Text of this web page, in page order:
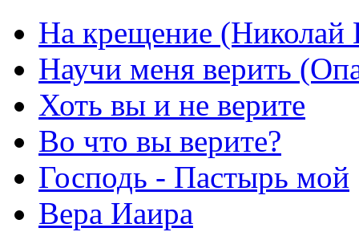
На крещение (Николай
Научи меня верить
Хоть вы и не верите
Во что вы верите?
Господь - Пастырь мой
Вера Иаира